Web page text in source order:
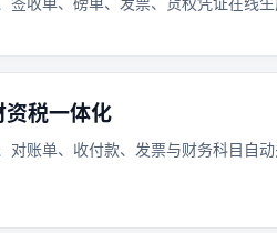
资税一体化
对账单、收付款、发票与财务科目自